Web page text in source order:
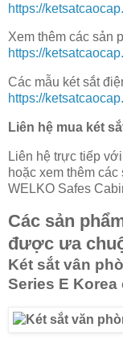
https://
Xem thêm các sản
https://
Các mẫu két sắt
https://
Liên hệ mua két
Liên hệ trực tiếp
hoặc xem thêm
WELKO Safes
Các sản
được ưa
Két sắt vân
Series E Korea